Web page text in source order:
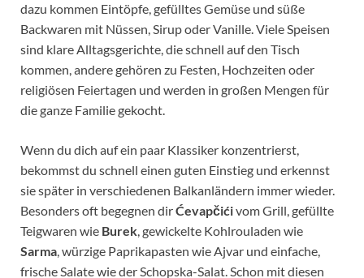
dazu kommen Eintöpfe, gefülltes Gemüse und süße
Backwaren mit Nüssen, Sirup oder Vanille. Viele Speisen
sind klare Alltagsgerichte, die schnell auf den Tisch
kommen, andere gehören zu Festen, Hochzeiten oder
religiösen Feiertagen und werden in großen Mengen für
die ganze Familie gekocht.
Wenn du dich auf ein paar Klassiker konzentrierst,
bekommst du schnell einen guten Einstieg und erkennst
sie später in verschiedenen Balkanländern immer wieder.
Besonders oft begegnen dirĆevapčićivom Grill, gefüllte
Teigwaren wie Burek, gewickelte Kohlrouladen wie
Sarma, würzige Paprikapasten wie Ajvar und einfache,
frische Salate wie der Schopska-Salat. Schon mit diesen